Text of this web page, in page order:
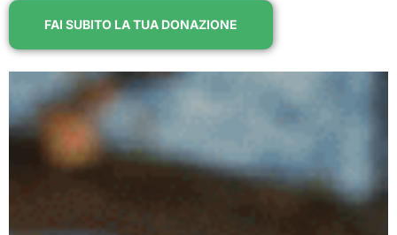
FAI SUBITO LA TUA DONAZIONE